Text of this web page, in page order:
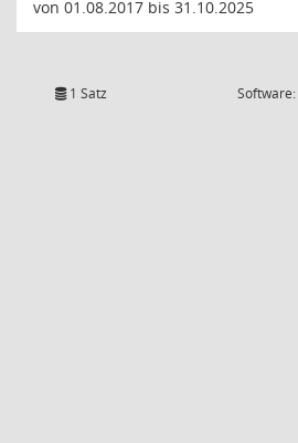
von 01.08.2017 bis 31.10.2025
1 Satz Software: